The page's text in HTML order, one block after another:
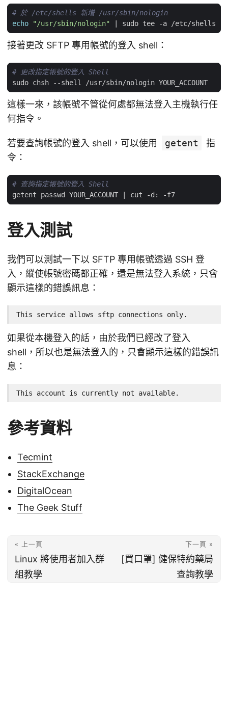
# 於 /etc/shells 新增 /usr/sbin/nologin
echo
"/usr/sbin/nologin"
接著更改 SFTP 專用帳號的登入 shell：
# 更改指定帳號的登入 Shell
這樣一來，該帳號不管從何處都無法登入主機執行任
何指令。
若要查詢帳號的登入 shell，可以使用 getent
指
令：
# 查詢指定帳號的登入 Shell
getent passwd YOUR_ACCOUNT
登入測試
我們可以測試一下以 SFTP 專用帳號透過 SSH 登
入，縱使帳號密碼都正確，還是無法登入系統，只會
顯示這樣的錯誤訊息：
This service allows sftp connections only.
如果從本機登入的話，由於我們已經改了登入
shell，所以也是無法登入的，只會顯示這樣的錯誤訊
息：
This account is currently not available.
參考資料
Tecmint
StackExchange
DigitalOcean
The Geek Stuff
« 上一頁
Linux 將使用者加入群
組教學
下一頁 »
[買口罩] 健保特約藥局
查詢教學